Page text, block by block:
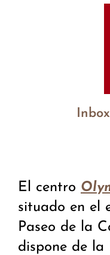
El centro
situado en el
Paseo de la
dispone de la